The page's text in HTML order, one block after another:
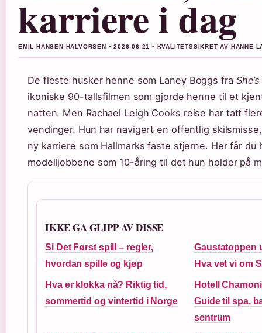
karriere i dag
EMIL HANSEN HALVORSEN • 2026-06-21 • KVALITETSSIKRET AV HANNE
De fleste husker henne som Laney Boggs fra
ikoniske 90-tallsfilmen som gjorde henne til et
natten. Men Rachael Leigh Cooks reise har tatt
vendinger. Hun har navigert en offentlig
ny karriere som Hallmarks faste stjerne. Her får du
modelljobbene som 10-åring til det hun holder på
IKKE GA GLIPP AV DISSE
Si Det Først spill – regler,
hvordan spille og kjøp
Gaustatoppen
Hva vet vi om
Hva er klokka nå? Riktig tid,
sommertid og vintertid i Norge
Hotell
Guide til spa,
sentrum